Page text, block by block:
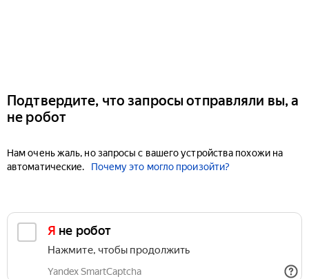
Подтвердите, что запросы отправляли вы, а
не робот
Нам очень жаль, но запросы с вашего устройства похожи на
автоматические.
Почему это могло произойти?
Я не робот
Нажмите, чтобы продолжить
Yandex SmartCaptcha